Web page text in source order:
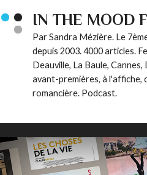
IN THE MOOD
Par Sandra Mézière. Le
depuis 2003. 4000 articles.
Deauville, La Baule,
avant-premières, à l'affiche,
romancière. Podcast.